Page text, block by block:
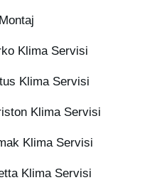
Klima Servisi
Klima Servisi
Klima Servisi
Klima Servisi
Klima Servisi